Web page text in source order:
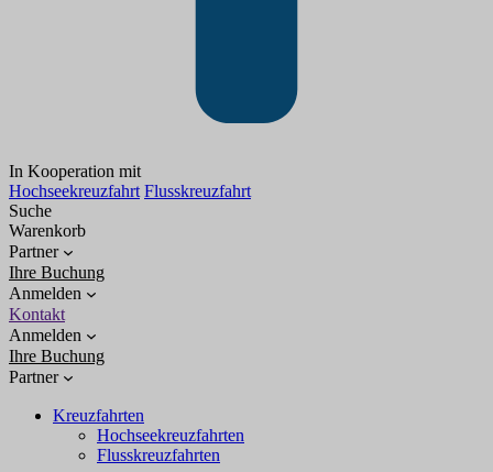
In Kooperation mit
Hochseekreuzfahrt Flusskreuzfahrt
Suche
Warenkorb
Partner
Ihre Buchung
Anmelden
Kontakt
Anmelden
Ihre Buchung
Partner
Kreuzfahrten
Hochseekreuzfahrten
Flusskreuzfahrten